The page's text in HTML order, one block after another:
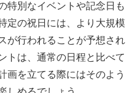
特別なイベントや記念日も
定の祝日には、より大規模
が行われることが予想され
トは、通常の日程と比べて
画を立てる際にはそのよう